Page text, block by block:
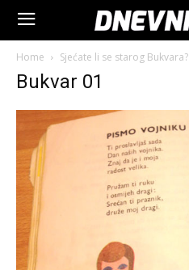
Home Sjećate li se starog Bukvara?
Bukvar 01